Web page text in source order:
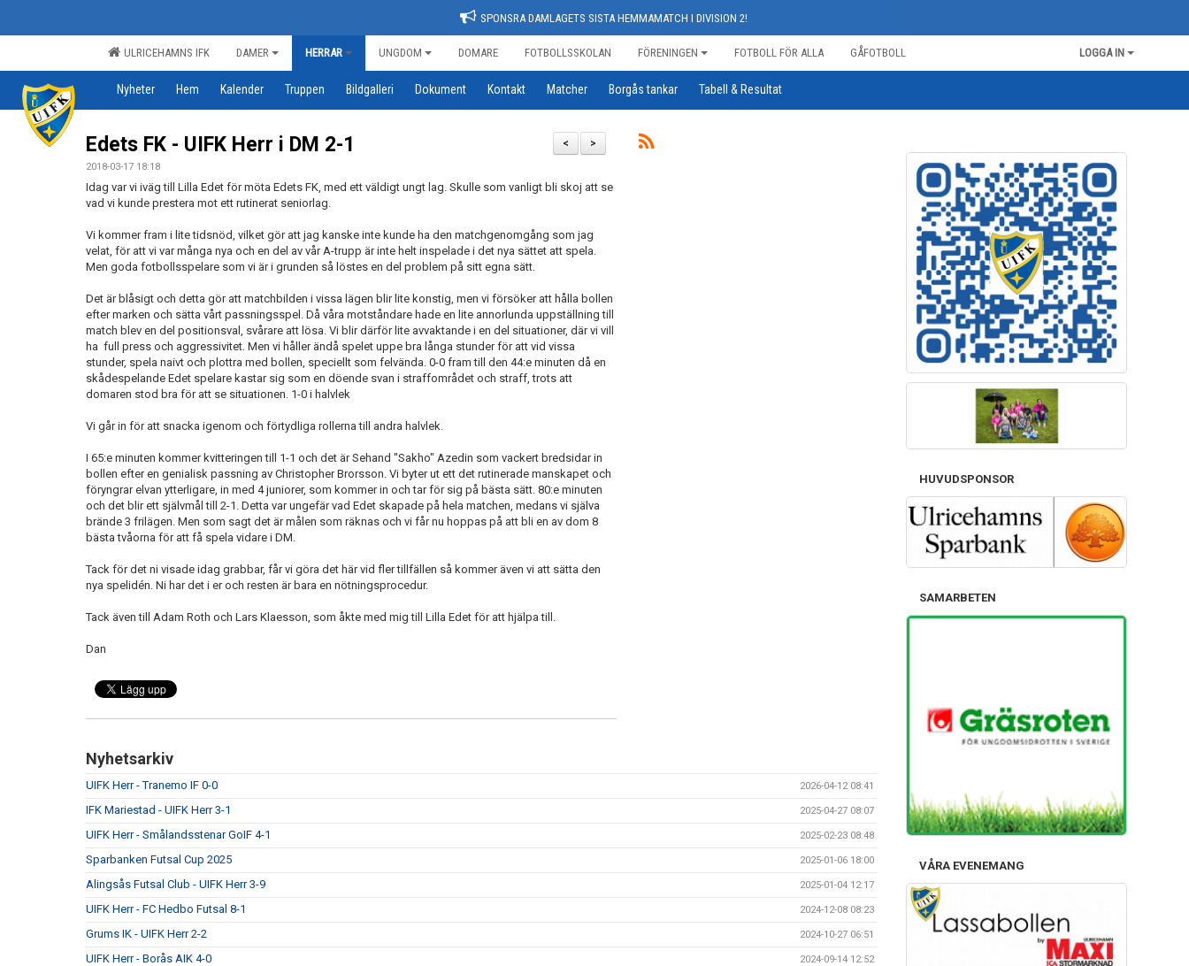
SPONSRA DAMLAGETS SISTA HEMMAMATCH I DIVISION 2!
ULRICEHAMNS IFK DAMER HERRAR UNGDOM DOMARE FOTBOLLSSKOLAN FÖRENINGEN FOTBOLL FÖR ALLA GÅFOTBOLL LOGGA IN
Nyheter Hem Kalender Truppen Bildgalleri Dokument Kontakt Matcher Borgås tankar Tabell & Resultat
>
<
Edets FK - UIFK Herr i DM 2-1
2018-03-17 18:18
Idag var vi iväg till Lilla Edet för möta Edets FK, med ett väldigt ungt lag. Skulle som vanligt bli skoj att se
vad vi kunde prestera mot ett rutinerat seniorlag.
Vi kommer fram i lite tidsnöd, vilket gör att jag kanske inte kunde ha den matchgenomgång som jag
velat, för att vi var många nya och en del av vår A-trupp är inte helt inspelade i det nya sättet att spela.
Men goda fotbollsspelare som vi är i grunden så löstes en del problem på sitt egna sätt.
Det är blåsigt och detta gör att matchbilden i vissa lägen blir lite konstig, men vi försöker att hålla bollen
efter marken och sätta vårt passningsspel. Då våra motståndare hade en lite annorlunda uppställning till
match blev en del positionsval, svårare att lösa. Vi blir därför lite avvaktande i en del situationer, där vi vill
ha full press och aggressivitet. Men vi håller ändå spelet uppe bra långa stunder för att vid vissa
stunder, spela naivt och plottra med bollen, speciellt som felvända. 0-0 fram till den 44:e minuten då en
skådespelande Edet spelare kastar sig som en döende svan i straffområdet och straff, trots att
domaren stod bra för att se situationen. 1-0 i halvlek
Vi går in för att snacka igenom och förtydliga rollerna till andra halvlek.
I 65:e minuten kommer kvitteringen till 1-1 och det är Sehand "Sakho" Azedin som vackert bredsidar in
bollen efter en genialisk passning av Christopher Brorsson. Vi byter ut ett det rutinerade manskapet och
föryngrar elvan ytterligare, in med 4 juniorer, som kommer in och tar för sig på bästa sätt. 80:e minuten
och det blir ett självmål till 2-1. Detta var ungefär vad Edet skapade på hela matchen, medans vi själva
brände 3 frilägen. Men som sagt det är målen som räknas och vi får nu hoppas på att bli en av dom 8
bästa tvåorna för att få spela vidare i DM.
Tack för det ni visade idag grabbar, får vi göra det här vid fler tillfällen så kommer även vi att sätta den
nya spelidén. Ni har det i er och resten är bara en nötningsprocedur.
Tack även till Adam Roth och Lars Klaesson, som åkte med mig till Lilla Edet för att hjälpa till.
Dan
Nyhetsarkiv
UIFK Herr - Tranemo IF 0-0 2026-04-12 08:41
IFK Mariestad - UIFK Herr 3-1 2025-04-27 08:07
UIFK Herr - Smålandsstenar GoIF 4-1 2025-02-23 08:48
Sparbanken Futsal Cup 2025 2025-01-06 18:00
Alingsås Futsal Club - UIFK Herr 3-9 2025-01-04 12:17
UIFK Herr - FC Hedbo Futsal 8-1 2024-12-08 08:23
Grums IK - UIFK Herr 2-2 2024-10-27 06:51
UIFK Herr - Borås AIK 4-0 2024-09-14 12:52
HUVUDSPONSOR
SAMARBETEN
VÅRA EVENEMANG